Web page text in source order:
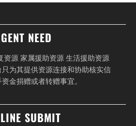
NEED
资源 家属援助资源 生活援助资源
为其提供资源连接和协助核实信
金捐赠或者转赠事宜。
SUBMIT